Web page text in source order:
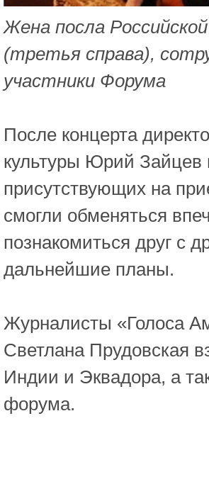
Жена посла
(третья справа),
участники Форума
После концерта
культуры Юрий Зайцев
присутствующих на
смогли обменяться
познакомиться друг с
дальнейшие планы.
Журналисты «Голоса
Светлана Прудовская
Индии и Эквадора, а
форума.